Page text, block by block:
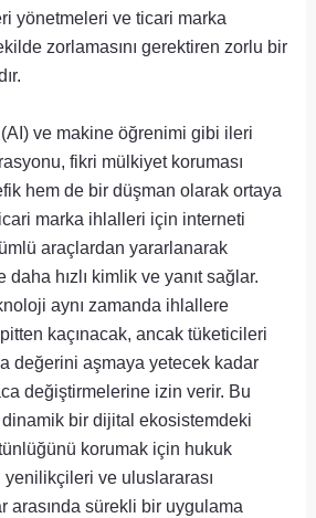
yönetmeleri ve ticari marka
zorlamasını gerektiren zorlu bir
ve makine öğrenimi gibi ileri
fikri mülkiyet koruması
hem de bir düşman olarak ortaya
marka ihlalleri için interneti
araçlardan yararlanarak
hızlı kimlik ve yanıt sağlar.
aynı zamanda ihlallere
kaçınacak, ancak tüketicileri
değerini aşmaya yetecek kadar
değiştirmelerine izin verir. Bu
dinamik bir dijital ekosistemdeki
korumak için hukuk
yenilikçileri ve uluslararası
arasında sürekli bir uygulama